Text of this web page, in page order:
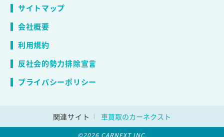
サイトマップ
会社概要
利用規約
反社会的勢力排除宣言
プライバシーポリシー
関連サイト 車買取のカーネクスト
©2026 CARNEXT INC.